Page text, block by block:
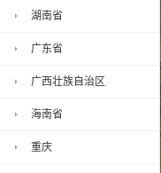
湖南省
广东省
广西壮族自治区
海南省
重庆